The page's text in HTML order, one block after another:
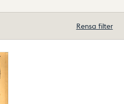
Rensa filter